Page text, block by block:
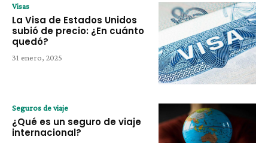
Visas
La Visa de Estados Unidos
subió de precio: ¿En cuánto
quedó?
31 enero, 2025
Seguros de viaje
¿Qué es un seguro de viaje
internacional?